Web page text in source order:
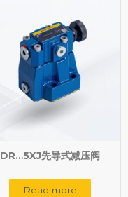
DR…5XJ先导式减压阀
Read more